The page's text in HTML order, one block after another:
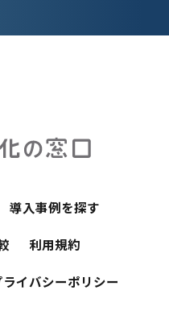
導入事例を探す
利用規約
ライバシーポリシー